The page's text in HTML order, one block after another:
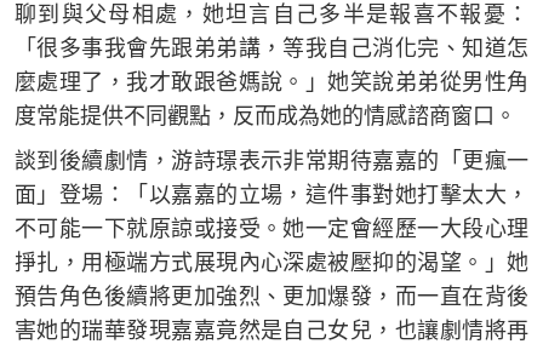
聊到與父母相處，她坦言自己多半是報喜不報憂：
「很多事我會先跟弟弟講，等我自己消化完、知道怎
麼處理了，我才敢跟爸媽說。」她笑說弟弟從男性角
度常能提供不同觀點，反而成為她的情感諮商窗口。
談到後續劇情，游詩璟表示非常期待嘉嘉的「更瘋一
面」登場：「以嘉嘉的立場，這件事對她打擊太大，
不可能一下就原諒或接受。她一定會經歷一大段心理
掙扎，用極端方式展現內心深處被壓抑的渴望。」她
預告角色後續將更加強烈、更加爆發，而一直在背後
害她的瑞華發現嘉嘉竟然是自己女兒，也讓劇情將再